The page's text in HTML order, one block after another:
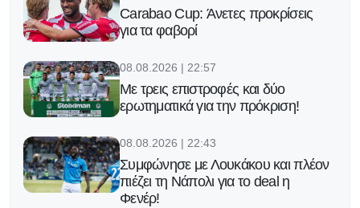
Carabao Cup: Άνετες προκρίσεις
για τα φαβορί
08.08.2026 | 22:57
Με τρεις επιστροφές και δύο
ερωτηματικά για την πρόκριση!
08.08.2026 | 22:43
Συμφώνησε με Λουκάκου και πλέον
πιέζει τη Νάπολι για το deal η
Φενέρ!